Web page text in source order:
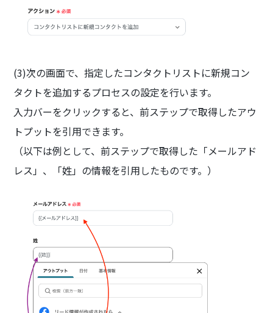
(3)次の画面で、指定したコンタクトリストに新規コン
タクトを追加するプロセスの設定を行います。
入力バーをクリックすると、前ステップで取得したアウ
トプットを引用できます。
（以下は例として、前ステップで取得した「メールアド
レス」、「姓」の情報を引用したものです。）